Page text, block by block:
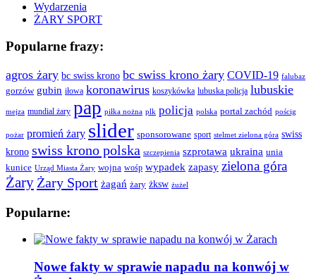
Wydarzenia
ŻARY SPORT
Popularne frazy:
agros żary bc swiss krono bc swiss krono żary COVID-19 falubaz
gorzów gubin iłowa koronawirus koszykówka lubuska policja lubuskie
mejza mundial żary pap piłka nożna plk policja polska portal zachód pościg
pożar promień żary slider sponsorowane sport stelmet zielona góra swiss
krono swiss krono polska szczepienia szprotawa ukraina unia
kunice Urząd Miasta Żary wojna wośp wypadek zapasy zielona góra
Żary Żary Sport żagań żary żksw żużel
Popularne:
Nowe fakty w sprawie napadu na konwój w